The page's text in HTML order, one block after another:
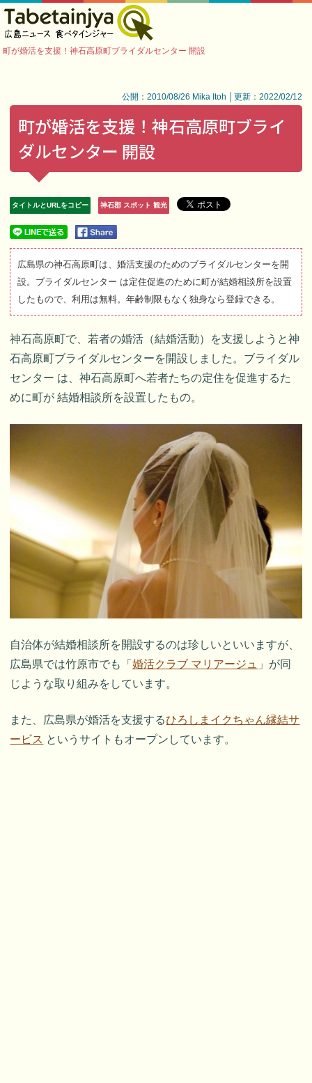
町が婚活を支援！神石高原町ブライダルセンター 開設
公開：2010/08/26 Mika Itoh │更新：2022/02/12
町が婚活を支援！神石高原町ブライ
ダルセンター 開設
タイトルとURLをコピー 神石郡 スポット 観光
広島県の神石高原町は、婚活支援のためのブライダルセンターを開
設。ブライダルセンター は定住促進のために町が結婚相談所を設置
したもので、利用は無料。年齢制限もなく独身なら登録できる。
神石高原町で、若者の婚活（結婚活動）を支援しようと神
石高原町ブライダルセンターを開設しました。ブライダル
センター は、神石高原町へ若者たちの定住を促進するた
めに町が 結婚相談所を設置したもの。
自治体が結婚相談所を開設するのは珍しいといいますが、
広島県では竹原市でも「婚活クラブ マリアージュ 」が同
じような取り組みをしています。
また、広島県が婚活を支援するひろしまイクちゃん縁結サ
ービス というサイトもオープンしています。